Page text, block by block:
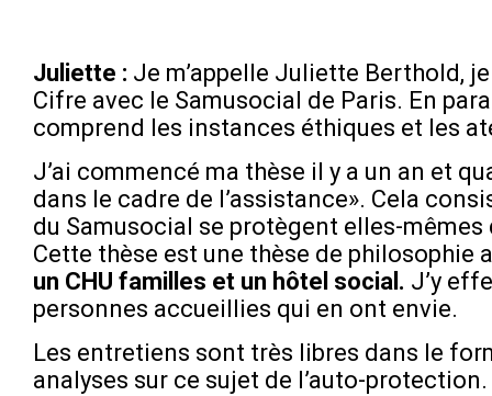
Juliette : Je m’appelle Juliette Berthold,
Cifre avec le Samusocial de Paris. En
comprend les instances éthiques et les
J’ai commencé ma thèse il y a un an et
dans le cadre de l’assistance». Cela
du Samusocial se protègent elles-
Cette thèse est une thèse de philosophie
un CHU familles et un hôtel social. J’y
personnes accueillies qui en ont envie.
Les entretiens sont très libres dans le
analyses sur ce sujet de l’auto-protection.